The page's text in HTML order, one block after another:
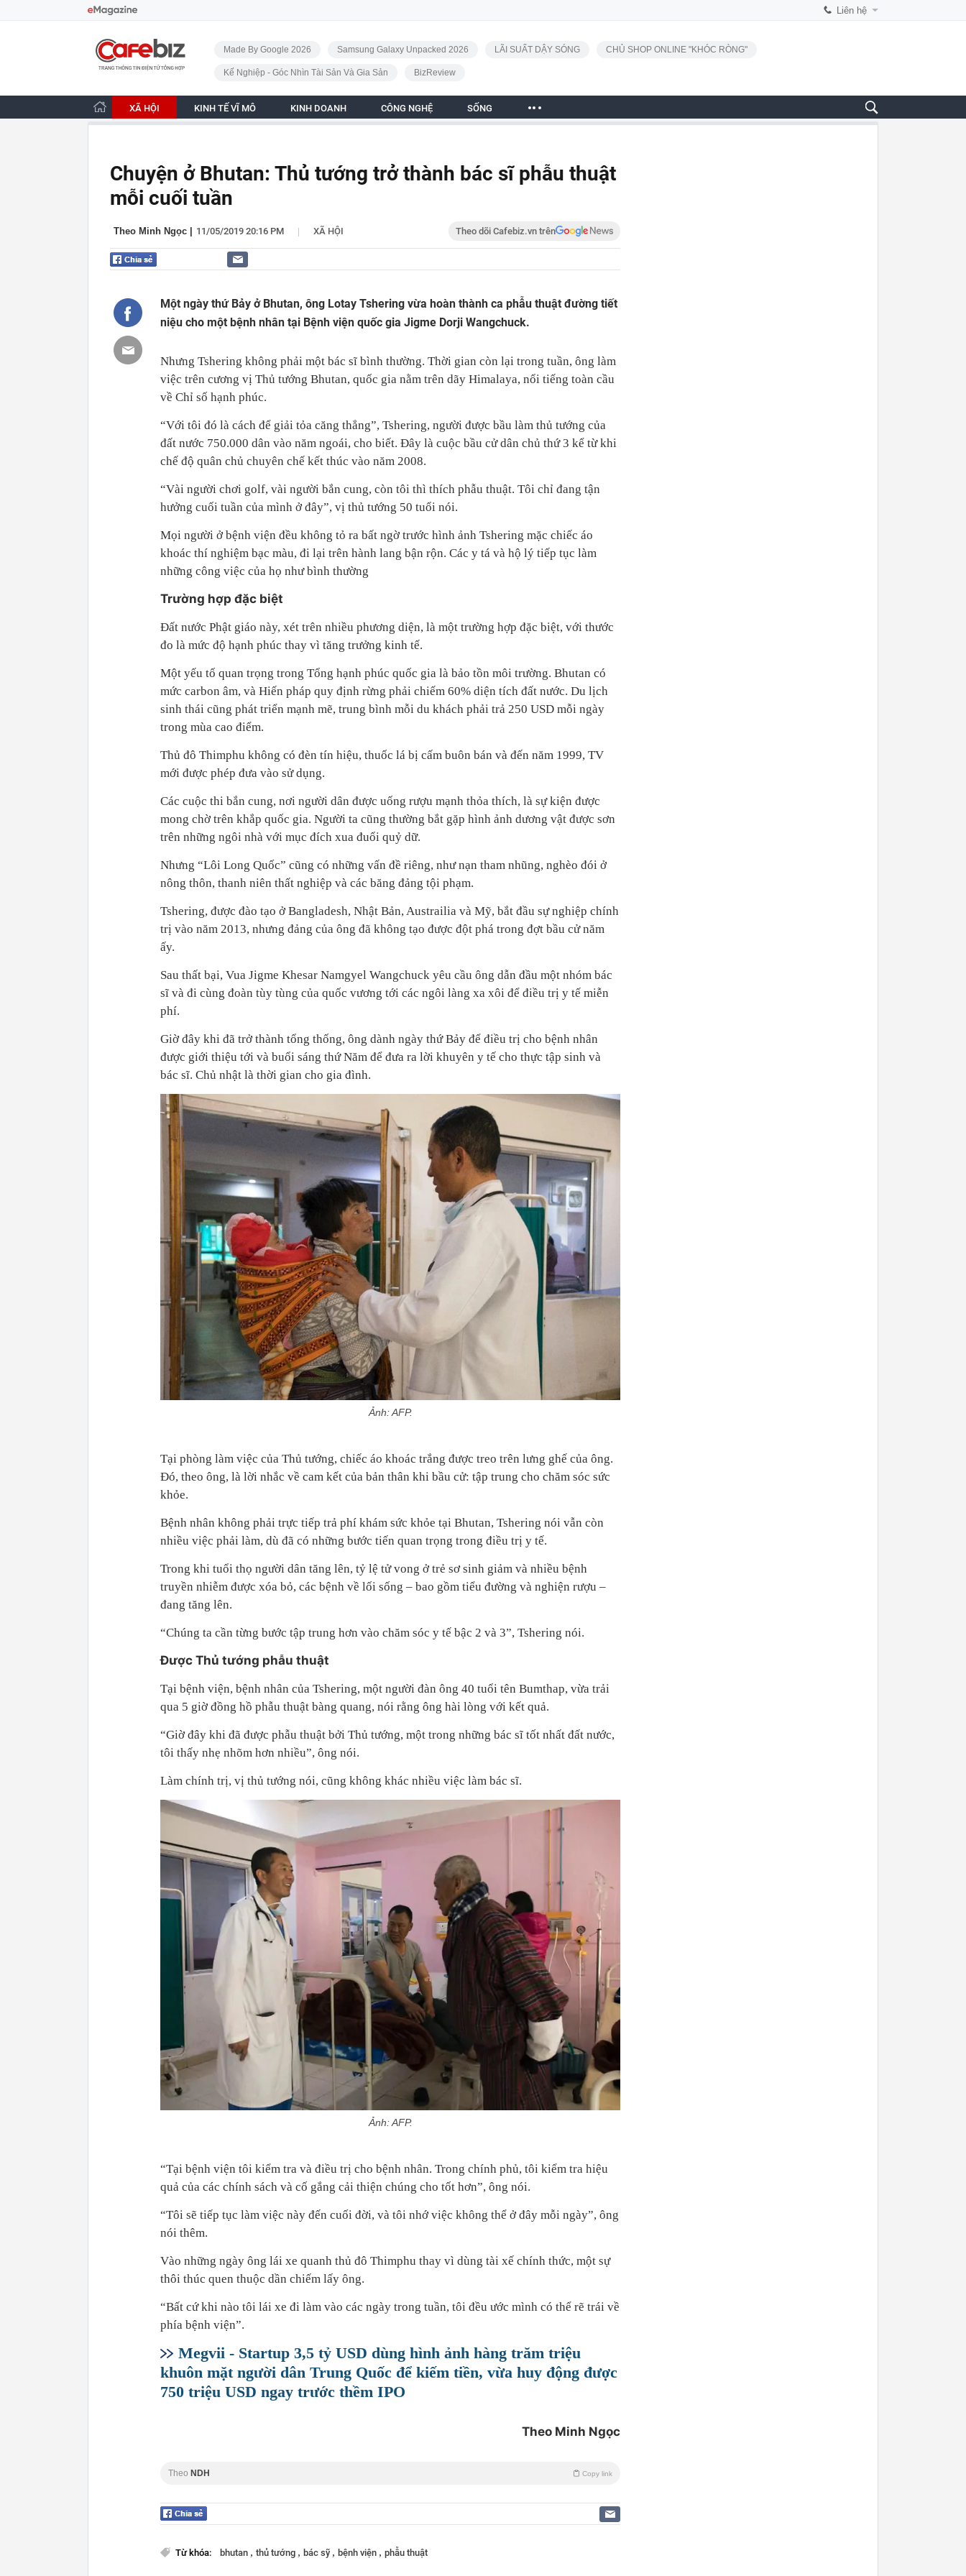
Liên hệ
CafeBiz - Trang chủ
Made By Google 2026 Samsung Galaxy Unpacked 2026 LÃI SUẤT DẬY SÓNG CHỦ SHOP ONLINE "KHÓC RÒNG"
Kế Nghiệp - Góc Nhìn Tài Sản Và Gia Sản BizReview
XÃ HỘI KINH TẾ VĨ MÔ KINH DOANH CÔNG NGHỆ SỐNG
Chuyện ở Bhutan: Thủ tướng trở thành bác sĩ phẫu thuật
mỗi cuối tuần
Theo Minh Ngọc 11/05/2019 20:16 PM | XÃ HỘI Theo dõi Cafebiz.vn trên
Một ngày thứ Bảy ở Bhutan, ông Lotay Tshering vừa hoàn thành ca phẫu thuật đường tiết
niệu cho một bệnh nhân tại Bệnh viện quốc gia Jigme Dorji Wangchuck.
Nhưng Tshering không phải một bác sĩ bình thường. Thời gian còn lại trong tuần, ông làm
việc trên cương vị Thủ tướng Bhutan, quốc gia nằm trên dãy Himalaya, nổi tiếng toàn cầu
về Chỉ số hạnh phúc.
“Với tôi đó là cách để giải tỏa căng thẳng”, Tshering, người được bầu làm thủ tướng của
đất nước 750.000 dân vào năm ngoái, cho biết. Đây là cuộc bầu cử dân chủ thứ 3 kể từ khi
chế độ quân chủ chuyên chế kết thúc vào năm 2008.
“Vài người chơi golf, vài người bắn cung, còn tôi thì thích phẫu thuật. Tôi chỉ đang tận
hưởng cuối tuần của mình ở đây”, vị thủ tướng 50 tuổi nói.
Mọi người ở bệnh viện đều không tỏ ra bất ngờ trước hình ảnh Tshering mặc chiếc áo
khoác thí nghiệm bạc màu, đi lại trên hành lang bận rộn. Các y tá và hộ lý tiếp tục làm
những công việc của họ như bình thường
Trường hợp đặc biệt
Đất nước Phật giáo này, xét trên nhiều phương diện, là một trường hợp đặc biệt, với thước
đo là mức độ hạnh phúc thay vì tăng trưởng kinh tế.
Một yếu tố quan trọng trong Tổng hạnh phúc quốc gia là bảo tồn môi trường. Bhutan có
mức carbon âm, và Hiến pháp quy định rừng phải chiếm 60% diện tích đất nước. Du lịch
sinh thái cũng phát triển mạnh mẽ, trung bình mỗi du khách phải trả 250 USD mỗi ngày
trong mùa cao điểm.
Thủ đô Thimphu không có đèn tín hiệu, thuốc lá bị cấm buôn bán và đến năm 1999, TV
mới được phép đưa vào sử dụng.
Các cuộc thi bắn cung, nơi người dân được uống rượu mạnh thỏa thích, là sự kiện được
mong chờ trên khắp quốc gia. Người ta cũng thường bắt gặp hình ảnh dương vật được sơn
trên những ngôi nhà với mục đích xua đuổi quỷ dữ.
Nhưng “Lôi Long Quốc” cũng có những vấn đề riêng, như nạn tham nhũng, nghèo đói ở
nông thôn, thanh niên thất nghiệp và các băng đảng tội phạm.
Tshering, được đào tạo ở Bangladesh, Nhật Bản, Austrailia và Mỹ, bắt đầu sự nghiệp chính
trị vào năm 2013, nhưng đảng của ông đã không tạo được đột phá trong đợt bầu cử năm
ấy.
Sau thất bại, Vua Jigme Khesar Namgyel Wangchuck yêu cầu ông dẫn đầu một nhóm bác
sĩ và đi cùng đoàn tùy tùng của quốc vương tới các ngôi làng xa xôi để điều trị y tế miễn
phí.
Giờ đây khi đã trở thành tổng thống, ông dành ngày thứ Bảy để điều trị cho bệnh nhân
được giới thiệu tới và buổi sáng thứ Năm để đưa ra lời khuyên y tế cho thực tập sinh và
bác sĩ. Chủ nhật là thời gian cho gia đình.
Ảnh: AFP.
Tại phòng làm việc của Thủ tướng, chiếc áo khoác trắng được treo trên lưng ghế của ông.
Đó, theo ông, là lời nhắc về cam kết của bản thân khi bầu cử: tập trung cho chăm sóc sức
khỏe.
Bệnh nhân không phải trực tiếp trả phí khám sức khỏe tại Bhutan, Tshering nói vẫn còn
nhiều việc phải làm, dù đã có những bước tiến quan trọng trong điều trị y tế.
Trong khi tuổi thọ người dân tăng lên, tỷ lệ tử vong ở trẻ sơ sinh giảm và nhiều bệnh
truyền nhiễm được xóa bỏ, các bệnh về lối sống – bao gồm tiểu đường và nghiện rượu –
đang tăng lên.
“Chúng ta cần từng bước tập trung hơn vào chăm sóc y tế bậc 2 và 3”, Tshering nói.
Được Thủ tướng phẫu thuật
Tại bệnh viện, bệnh nhân của Tshering, một người đàn ông 40 tuổi tên Bumthap, vừa trải
qua 5 giờ đồng hồ phẫu thuật bàng quang, nói rằng ông hài lòng với kết quả.
“Giờ đây khi đã được phẫu thuật bởi Thủ tướng, một trong những bác sĩ tốt nhất đất nước,
tôi thấy nhẹ nhõm hơn nhiều”, ông nói.
Làm chính trị, vị thủ tướng nói, cũng không khác nhiều việc làm bác sĩ.
Ảnh: AFP.
“Tại bệnh viện tôi kiểm tra và điều trị cho bệnh nhân. Trong chính phủ, tôi kiểm tra hiệu
quả của các chính sách và cố gắng cải thiện chúng cho tốt hơn”, ông nói.
“Tôi sẽ tiếp tục làm việc này đến cuối đời, và tôi nhớ việc không thể ở đây mỗi ngày”, ông
nói thêm.
Vào những ngày ông lái xe quanh thủ đô Thimphu thay vì dùng tài xế chính thức, một sự
thôi thúc quen thuộc dần chiếm lấy ông.
“Bất cứ khi nào tôi lái xe đi làm vào các ngày trong tuần, tôi đều ước mình có thể rẽ trái về
phía bệnh viện”.
Megvii - Startup 3,5 tỷ USD dùng hình ảnh hàng trăm triệu
khuôn mặt người dân Trung Quốc để kiếm tiền, vừa huy động được
750 triệu USD ngay trước thềm IPO
Theo Minh Ngọc
Theo NDH Copy link
Từ khóa: bhutan , thủ tướng , bác sỹ , bệnh viện , phẫu thuật